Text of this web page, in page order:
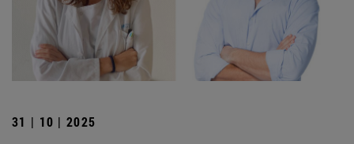
31 | 10 | 2025